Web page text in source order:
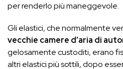
per renderlo più maneggevole.
Gli elastici, che normalmente
vecchie camere d’aria di
gelosamente custoditi, erano
altri elastici più sottili, dopo